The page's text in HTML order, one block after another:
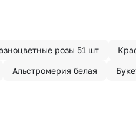
розы 51 шт
Альстромерия белая